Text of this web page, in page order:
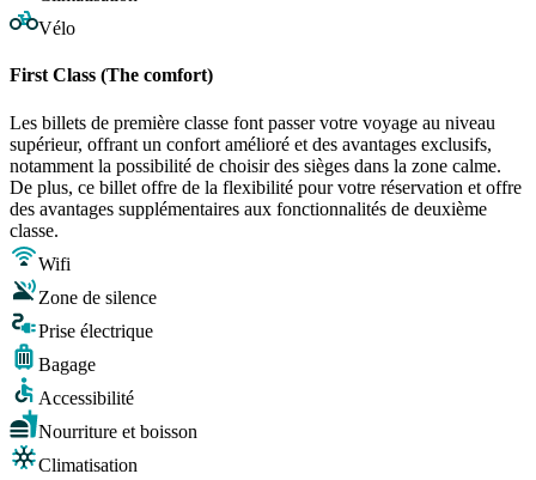
Vélo
First Class (The comfort)
Les billets de première classe font passer votre voyage au niveau
supérieur, offrant un confort amélioré et des avantages exclusifs,
notamment la possibilité de choisir des sièges dans la zone calme.
De plus, ce billet offre de la flexibilité pour votre réservation et offre
des avantages supplémentaires aux fonctionnalités de deuxième
classe.
Wifi
Zone de silence
Prise électrique
Bagage
Accessibilité
Nourriture et boisson
Climatisation